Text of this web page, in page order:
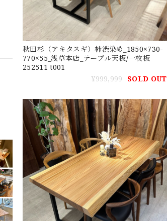
秋田杉（アキタスギ）柿渋染め_1850×730-
770×55_浅草本店_テーブル天板/一枚板
252511 t001
¥999,999
SOLD OUT